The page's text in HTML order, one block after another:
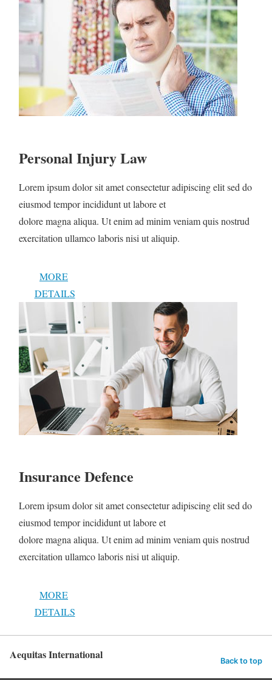
Personal Injury Law
Lorem ipsum dolor sit amet consectetur adipiscing elit sed do
eiusmod tempor incididunt ut labore et
dolore magna aliqua. Ut enim ad minim veniam quis nostrud
exercitation ullamco laboris nisi ut aliquip.
MORE
DETAILS
Insurance Defence
Lorem ipsum dolor sit amet consectetur adipiscing elit sed do
eiusmod tempor incididunt ut labore et
dolore magna aliqua. Ut enim ad minim veniam quis nostrud
exercitation ullamco laboris nisi ut aliquip.
MORE
DETAILS
Aequitas International Back to top